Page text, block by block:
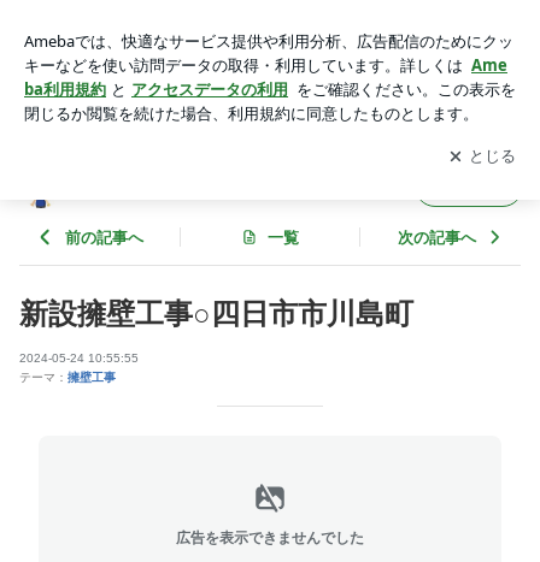
ログ
アプリをダウンロードして ブログの更新通知
を受け取りまし
ょう。
開く
前の記事へ 一覧 次の記事へ
新設擁壁工事○四日市市川島町
2024-05-24 10:55:55
テーマ： 擁壁工事
広告を表示できませんでした